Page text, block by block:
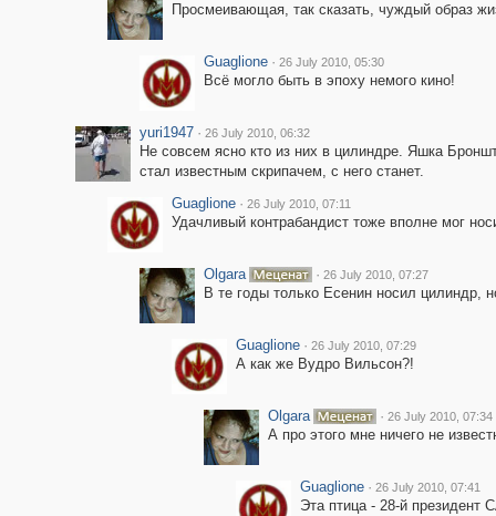
Просмеивающая, так сказать, чуждый образ
Guaglione · 26 July 2010, 05:30
Всё могло быть в эпоху немого кино!
yuri1947 · 26 July 2010, 06:32
Не совсем ясно кто из них в цилиндре. Яшка
стал известным скрипачем, с него станет.
Guaglione · 26 July 2010, 07:11
Удачливый контрабандист тоже вполне мог
Olgara · 26 July 2010, 07:27
В те годы только Есенин носил цилиндр,
Guaglione · 26 July 2010, 07:29
А как же Вудро Вильсон?!
Olgara · 26 July 2010, 07:34
А про этого мне ничего не
Guaglione · 26 July 2010, 07:41
Эта птица - 28-й